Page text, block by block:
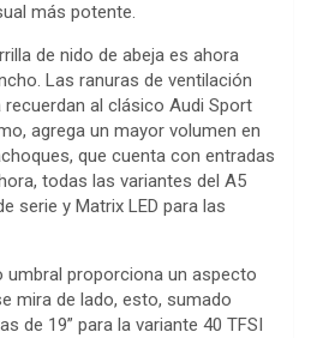
más potente.
de nido de abeja es ahora
Las ranuras de ventilación
al clásico Audi Sport
agrega un mayor volumen en
que cuenta con entradas
todas las variantes del A5
serie y Matrix LED para las
umbral proporciona un aspecto
mira de lado, esto, sumado
de 19” para la variante 40 TFSI